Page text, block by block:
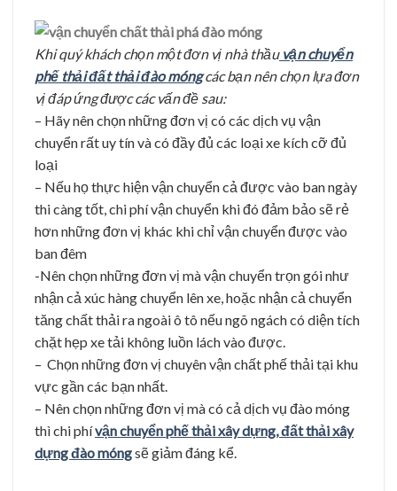
Khi quý khách chọn một đơn vị nhà thầu vận chuyển
phế thải đất thải đào móngcác bạn nên chọn lựa đơn
vị đáp ứng được các vấn đề sau:
– Hãy nên chọn những đơn vị có các dịch vụ vận
chuyển rất uy tín và có đầy đủ các loại xe kích cỡ đủ
loại
– Nếu họ thực hiện vận chuyển cả được vào ban ngày
thi càng tốt, chi phí vận chuyển khi đó đảm bảo sẽ rẻ
hơn những đơn vị khác khi chỉ vận chuyển được vào
ban đêm
-Nên chọn những đơn vị mà vận chuyển trọn gói như
nhận cả xúc hàng chuyển lên xe, hoặc nhận cả chuyển
tăng chất thải ra ngoài ô tô nếu ngõ ngách có diện tích
chặt hẹp xe tải không luồn lách vào được.
– Chọn những đơn vị chuyên vận chất phế thải tại khu
vực gần các bạn nhất.
– Nên chọn những đơn vị mà có cả dịch vụ đào móng
thì chi phívận chuyển phế thải xây dựng, đất thải xây
dựng đào móngsẽ giảm đáng kể.